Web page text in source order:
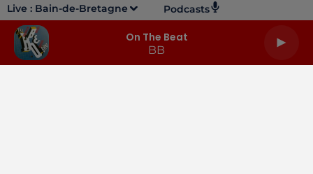
Live : Bain-de-Bretagne Podcasts
On The Beat
BB